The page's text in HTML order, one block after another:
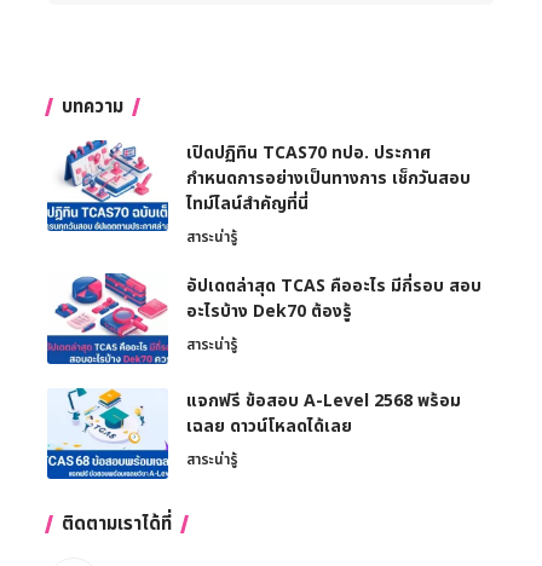
บทความ
เปิดปฏิทิน TCAS70 ทปอ. ประกาศ
กำหนดการอย่างเป็นทางการ เช็กวันสอบ
ไทม์ไลน์สำคัญที่นี่
สาระน่ารู้
อัปเดตล่าสุด TCAS คืออะไร มีกี่รอบ สอบ
อะไรบ้าง Dek70 ต้องรู้
สาระน่ารู้
แจกฟรี ข้อสอบ A-Level 2568 พร้อม
เฉลย ดาวน์โหลดได้เลย
สาระน่ารู้
ติดตามเราได้ที่